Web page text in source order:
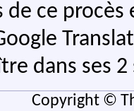
ce
dans ses
Copyright ©